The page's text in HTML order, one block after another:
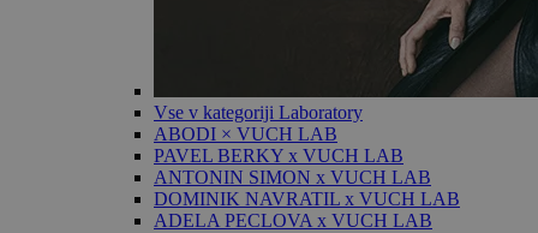
Vse v kategoriji Laboratory
ABODI × VUCH LAB
PAVEL BERKY x VUCH LAB
ANTONIN SIMON x VUCH LAB
DOMINIK NAVRATIL x VUCH LAB
ADELA PECLOVA x VUCH LAB